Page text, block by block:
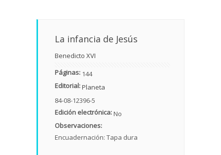
La infancia de Jesús
Benedicto XVI
Páginas: 144
Editorial:Planeta
84-08-12396-5
Edición electrónica:No
Observaciones:
Encuadernación: Tapa dura